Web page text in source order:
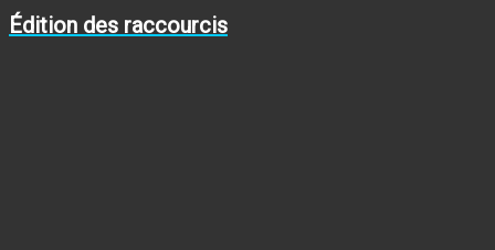
Édition des raccourcis